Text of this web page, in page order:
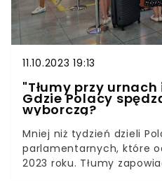
11.10.2023 19:13
"Tłumy przy
Gdzie Polacy
wyborczą?
Mniej niż tydzień dzieli
parlamentarnych, które
2023 roku. Tłumy